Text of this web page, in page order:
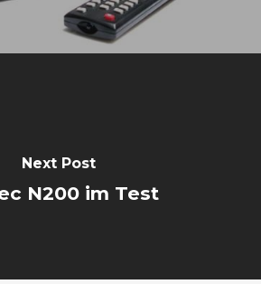
Next Post
N200 im Test